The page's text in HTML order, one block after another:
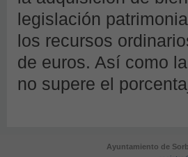
legislación
los recursos
de euros. Así como
no supere el
Ayuntamiento de